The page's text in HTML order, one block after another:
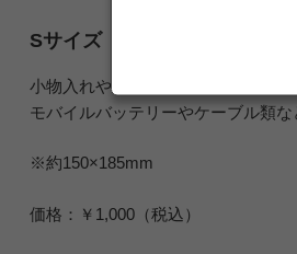
Sサイズ
小物入れやポーチとして使いやすく
モバイルバッテリーやケーブル類
※約150×185mm
価格：￥1,000（税込）